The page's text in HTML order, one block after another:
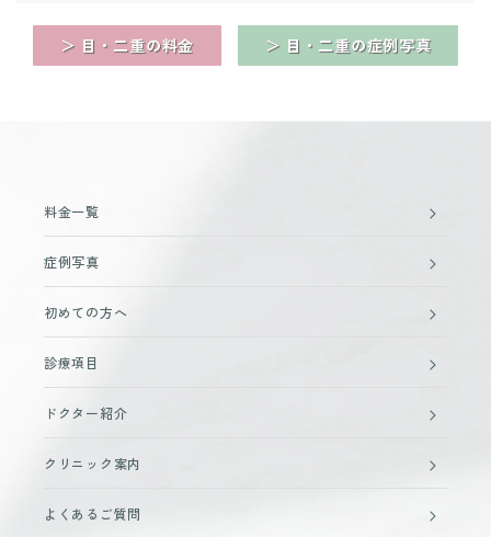
＞ 目・二重の料金 ＞ 目・二重の症例写真
料金一覧
症例写真
初めての方へ
診療項目
ドクター紹介
クリニック案内
よくあるご質問